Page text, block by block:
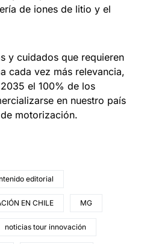
de iones de litio y el
y cuidados que requieren
cada vez más relevancia,
el 100% de los
en nuestro país
motorización.
editorial
EN CHILE MG
noticias tour innovación